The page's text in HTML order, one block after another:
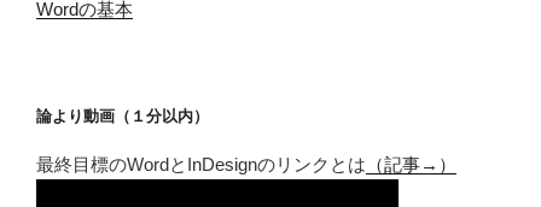
Wordの基本
論より動画（１分以内）
最終目標のWordとInDesignのリンクとは （記事→）